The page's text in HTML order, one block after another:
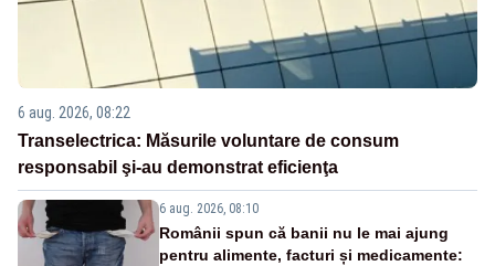
6 aug. 2026, 08:22
Transelectrica: Măsurile voluntare de consum
responsabil şi-au demonstrat eficienţa
6 aug. 2026, 08:10
Românii spun că banii nu le mai ajung
pentru alimente, facturi și medicamente: